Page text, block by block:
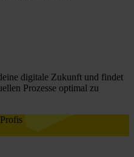
digitale Zukunft und findet
Prozesse optimal zu